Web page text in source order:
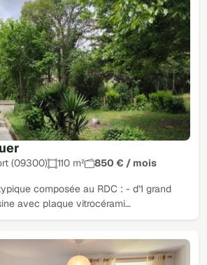
(09300) 110 m² 850 € / mois
composée au RDC : - d'1 grand
avec plaque vitrocérami…